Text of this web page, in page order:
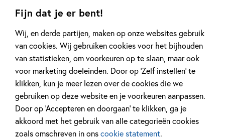
Fijn dat je er bent!
Wij, en derde partijen, maken op onze websites gebruik
van cookies. Wij gebruiken cookies voor het bijhouden
van statistieken, om voorkeuren op te slaan, maar ook
voor marketing doeleinden. Door op ‘Zelf instellen’ te
klikken, kun je meer lezen over de cookies die we
gebruiken op deze website en je voorkeuren aanpassen.
Door op ‘Accepteren en doorgaan’ te klikken, ga je
akkoord met het gebruik van alle categorieën cookies
zoals omschreven in onscookie statement.
Jolanda Horsten, Sarah
Gill
Marco Kunst, Jan De
Kinder
van de Laar
Gerelateerde artikelen